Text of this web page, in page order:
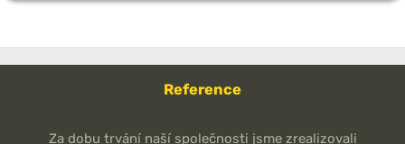
Reference
Za dobu trvání naší společnosti jsme zrealizovali